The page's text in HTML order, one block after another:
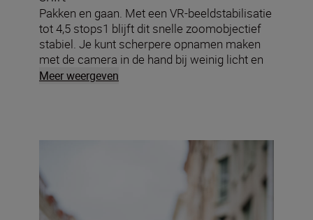
Pakken en gaan. Met een VR-beeldstabilisatie
tot 4,5 stops1 blijft dit snelle zoomobjectief
stabiel. Je kunt scherpere opnamen maken
met de camera in de hand bij weinig licht en
duidelijkere videobeelden opnemen terwijl je
Meer weergeven